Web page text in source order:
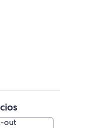
a la montaña | Cocineta
Deluxe, 1 cama
out